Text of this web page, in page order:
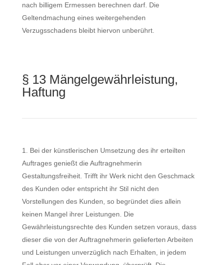
nach billigem Ermessen berechnen darf. Die
Geltendmachung eines weitergehenden
Verzugsschadens bleibt hiervon unberührt.
§ 13 Mängelgewährleistung,
Haftung
Bei der künstlerischen Umsetzung des ihr erteilten
Auftrages genießt die Auftragnehmerin
Gestaltungsfreiheit. Trifft ihr Werk nicht den Geschmack
des Kunden oder entspricht ihr Stil nicht den
Vorstellungen des Kunden, so begründet dies allein
keinen Mangel ihrer Leistungen. Die
Gewährleistungsrechte des Kunden setzen voraus, dass
dieser die von der Auftragnehmerin gelieferten Arbeiten
und Leistungen unverzüglich nach Erhalten, in jedem